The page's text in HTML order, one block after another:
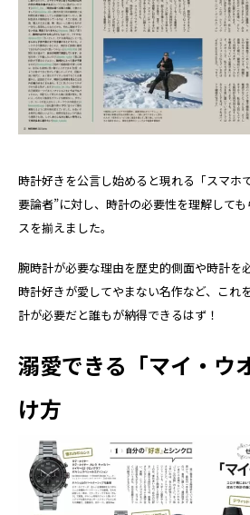
時計好きを公言し始めると現れる「スマホ
要論者”に対し、時計の必要性を理解して
スを揃えました。
腕時計が必要な理由を歴史的側面や時計を
時計好きが愛してやまない名作など、これ
計が必要だと誰もが納得できるはず！
溺愛できる「マイ・ウ
け方